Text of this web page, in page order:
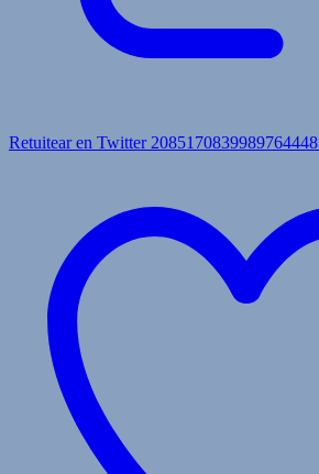
Retuitear en Twitter 2085170839989764448